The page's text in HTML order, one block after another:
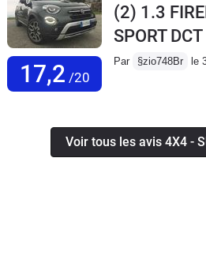
17,2 /20
(2) 1.3
SPORT DCT
Par §zio748Br le
Voir tous les avis 4X4 -